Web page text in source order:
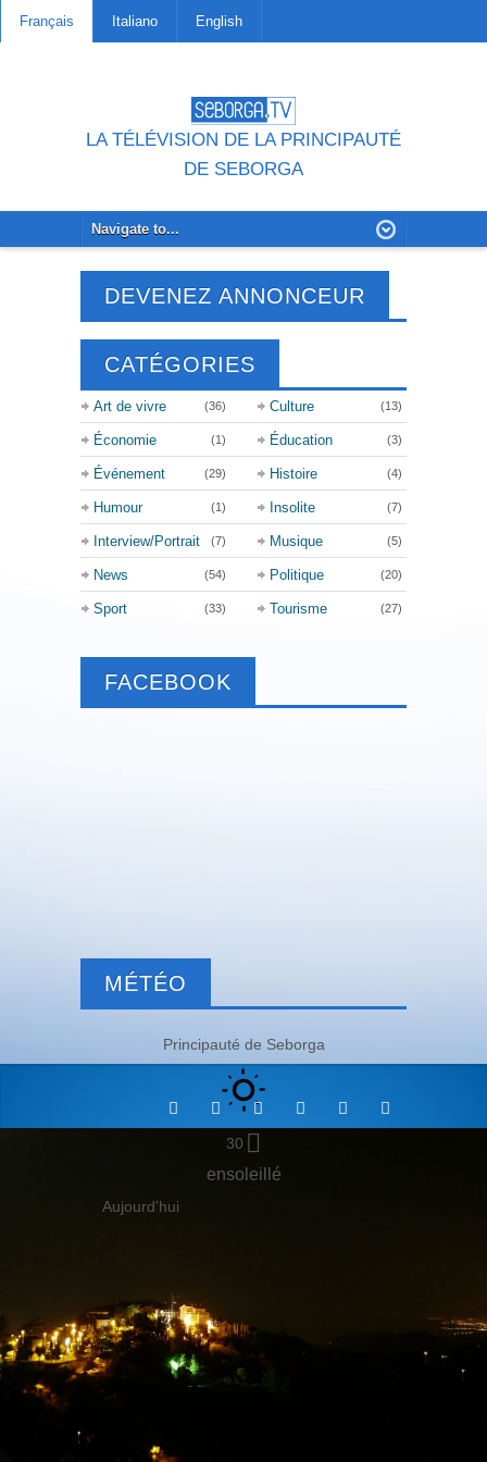
Français Italiano English
LA TÉLÉVISION DE LA PRINCIPAUTÉ
DE SEBORGA
DEVENEZ ANNONCEUR
CATÉGORIES
Art de vivre (36) Culture (13)
Économie (1) Éducation (3)
Événement (29) Histoire (4)
Humour (1) Insolite (7)
Interview/Portrait (7) Musique (5)
News (54) Politique (20)
Sport (33) Tourisme (27)
FACEBOOK
MÉTÉO
Principauté de Seborga
30
ensoleillé
Aujourd'hui